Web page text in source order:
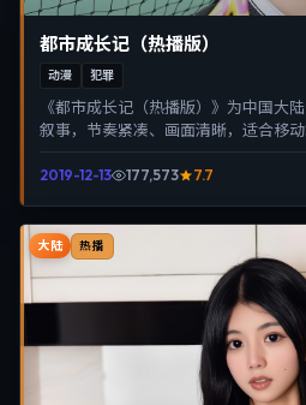
都市成长记（热播版）
动漫 犯罪
《都市成长记（热播版）》为中国大
叙事，节奏紧凑、画面清晰，适合移
2019-12-13 177,573 7.7
大陆 热播